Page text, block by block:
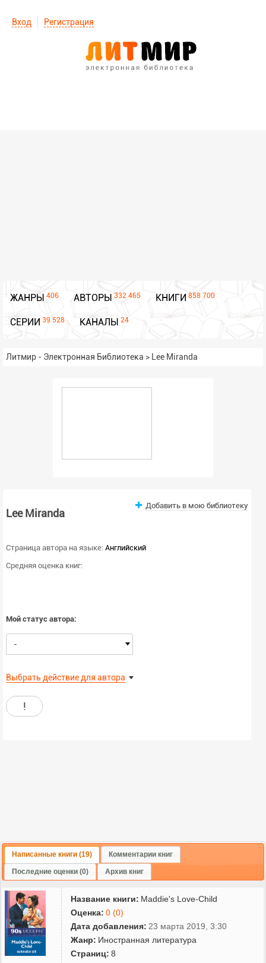
Вход Регистрация
ЖАНРЫ 406 АВТОРЫ 332 465 КНИГИ 858 700
СЕРИИ 39 528 КАНАЛЫ 24
Литмир - Электронная Библиотека > Lee Miranda
Lee Miranda
Добавить в мою библиотеку
Страница автора на языке: Английский
Средняя оценка книг:
Мой статус автора:
-
Выбрать действие для автора
!
Написанные книги (19) Комментарии книг
Последние оценки (0) Архив книг
Название книги: Maddie's Love-Child
Оценка: 0 (0)
Дата добавления: 23 марта 2019, 3:30
Жанр: Иностранная литература
Страниц: 8